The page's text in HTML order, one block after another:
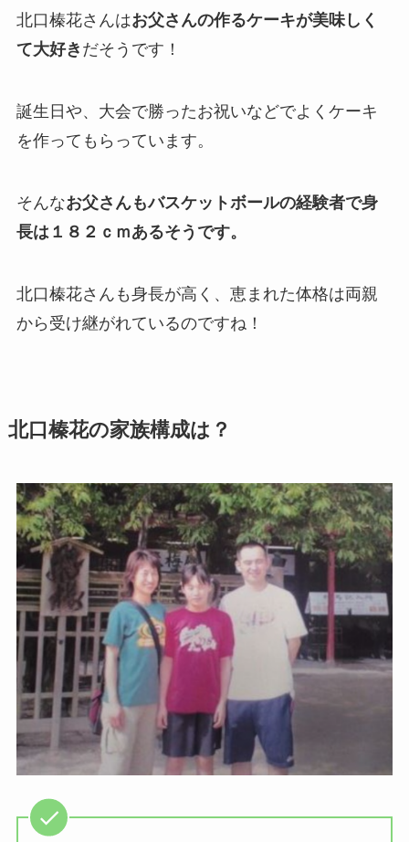
北口榛花さんはお父さんの作るケーキが美味しく
て大好き だそうです！
誕生日や、大会で勝ったお祝いなどでよくケーキ
を作ってもらっています。
そんなお父さんもバスケットボールの経験者で身
長は１８２ｃｍあるそうです。
北口榛花さんも身長が高く、恵まれた体格は両親
から受け継がれているのですね！
北口榛花の家族構成は？